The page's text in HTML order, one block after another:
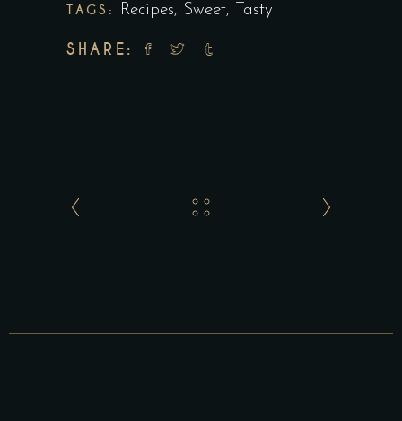
TAGS: Recipes, Sweet, Tasty
SHARE: